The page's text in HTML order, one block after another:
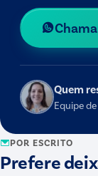
Quem
Equipe
POR ESCRITO
Prefere